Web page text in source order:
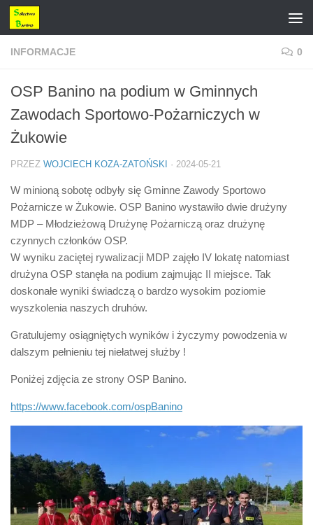
Przejdź do treści
INFORMACJE 0
OSP Banino na podium w Gminnych
Zawodach Sportowo-Pożarniczych w
Żukowie
PRZEZ WOJCIECH KOZA-ZATOŃSKI · 2024-05-21
W minioną sobotę odbyły się Gminne Zawody Sportowo
Pożarnicze w Żukowie. OSP Banino wystawiło dwie drużyny
MDP – Młodzieżową Drużynę Pożarniczą oraz drużynę
czynnych członków OSP.
W wyniku zaciętej rywalizacji MDP zajęło IV lokatę natomiast
drużyna OSP stanęła na podium zajmując II miejsce. Tak
doskonałe wyniki świadczą o bardzo wysokim poziomie
wyszkolenia naszych druhów.
Gratulujemy osiągniętych wyników i życzymy powodzenia w
dalszym pełnieniu tej niełatwej służby !
Poniżej zdjęcia ze strony OSP Banino.
https://www.facebook.com/ospBanino